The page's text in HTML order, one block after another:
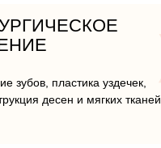
зубов, пластика уздечек,
десен и мягких тканей